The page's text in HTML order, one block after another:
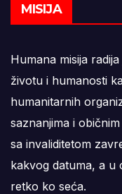
MISIJA
Humana misija
životu i humanosti
humanitarnih
saznanjima i
sa invaliditetom
kakvog datuma, a u
retko ko seća.